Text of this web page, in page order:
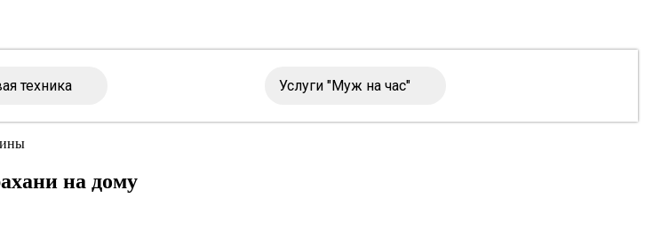
техника Услуги "Муж на час"
на дому